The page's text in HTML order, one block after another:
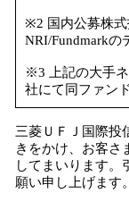
※2 国内公募株式
NRI/Fundmarkの
※3 上記の大手
社にて同ファン
三菱ＵＦＪ国際投
きをかけ、お客さ
してまいります。
願い申し上げます。